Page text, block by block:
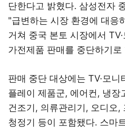
단한다고 밝혔다. 삼성전자
"급변하는 시장 환경에 대응
거쳐 중국 본토 시장에서
가전제품 판매를 중단하기
판매 중단 대상에는 TV·모니
플레이 제품군, 에어컨, 냉장
건조기, 의류관리기, 오디오,
청정기 등이 포함됐다. 스마